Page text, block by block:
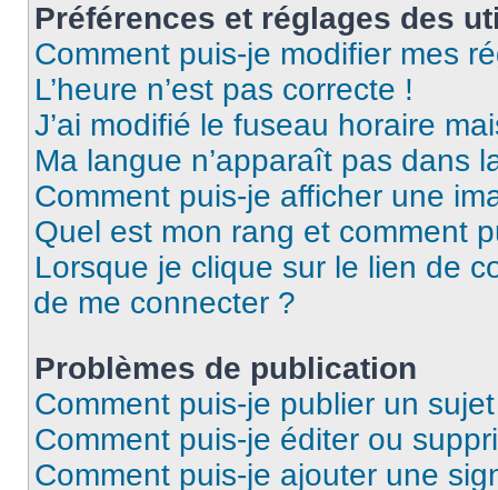
Préférences et réglages des
Comment puis-je modifier mes
L’heure n’est pas correcte !
J’ai modifié le fuseau horaire
Ma langue n’apparaît pas dans
Comment puis-je afficher une
Quel est mon rang et comment
Lorsque je clique sur le lien de
de me connecter ?
Problèmes de publication
Comment puis-je publier un
Comment puis-je éditer ou
Comment puis-je ajouter une